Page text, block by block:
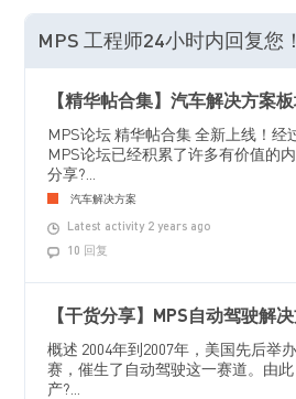
MPS 工程师24小时内回复您！
【精华帖合集】汽车解决方案
MPS论坛 精华帖合集 全新上线！经
MPS论坛已经积累了许多有价值的
分享?...
汽车解决方案
Latest activity 2 years ago
10 回复
【干货分享】MPS自动驾驶解
概述 2004年到2007年，美国先后举
赛，催生了自动驾驶这一赛道。由
产?...